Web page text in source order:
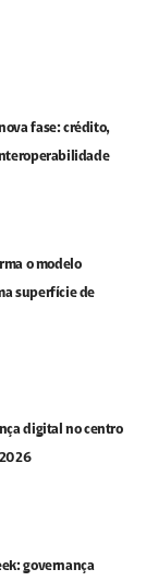
fase: crédito,
o modelo
superfície de
digital no centro
governança